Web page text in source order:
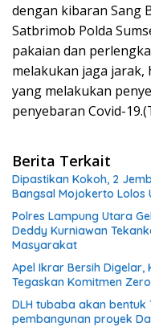
dengan kibaran Sang
Satbrimob Polda
pakaian dan
melakukan jaga
yang melakukan
penyebaran Covid-
Berita Terkait
Dipastikan Kokoh, 2
Bangsal Mojokerto
Polres Lampung Utara
Deddy Kurniawan
Masyarakat
Apel Ikrar Bersih Digelar,
Tegaskan Komitmen
DLH tubaba akan bentuk
pembangunan proyek